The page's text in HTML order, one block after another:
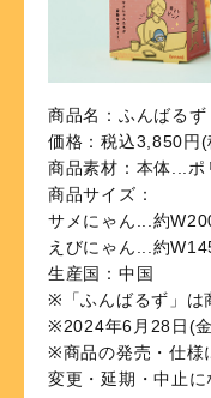
商品名：ふんばる
価格：税込3,850円
商品素材：本体...
商品サイズ：
サメにゃん...約
えびにゃん...約
生産国：中国
※「ふんばるず」は
※2024年6月28日(金
※商品の発売・仕様
変更・延期・中止に